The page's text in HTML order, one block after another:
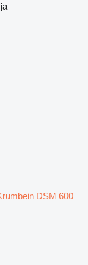
ja
DSM 600